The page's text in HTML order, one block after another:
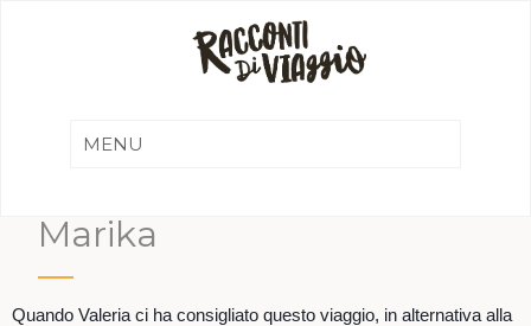
Marika
Quando Valeria ci ha consigliato questo viaggio, in alternativa alla